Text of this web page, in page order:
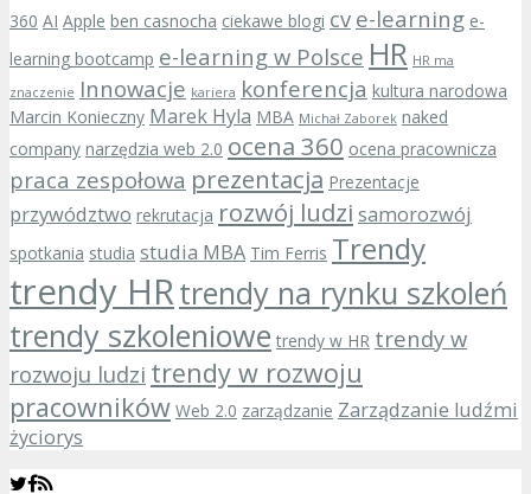
360 AI Apple ben casnocha ciekawe blogi cv e-learning e-
learning bootcamp e-learning w Polsce HR HR ma
znaczenie Innowacje kariera konferencja kultura narodowa
Marcin Konieczny Marek Hyla MBA Michał Zaborek naked
company narzędzia web 2.0 ocena 360 ocena pracownicza
praca zespołowa prezentacja Prezentacje
przywództwo rekrutacja rozwój ludzi samorozwój
spotkania studia studia MBA Tim Ferris Trendy
trendy HRtrendy na rynku szkoleń
trendy szkoleniowe trendy w HR trendy w
rozwoju ludzi trendy w rozwoju
pracowników Web 2.0 zarządzanie Zarządzanie ludźmi
życiorys